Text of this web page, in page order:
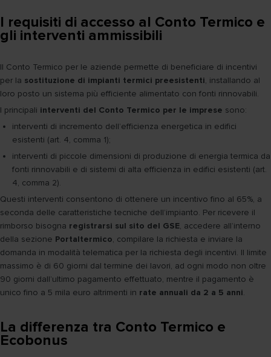
I requisiti di accesso al Conto Termico e
gli interventi ammissibili
Il Conto Termico per le aziende permette di beneficiare di incentivi
per la sostituzione di impianti termici preesistenti, installando al
loro posto un sistema più efficiente alimentato con fonti rinnovabili.
I principali interventi del Conto Termico per le imprese sono:
interventi di incremento dell’efficienza energetica in edifici
esistenti (art. 4, comma 1);
interventi di piccole dimensioni di produzione di energia termica da
fonti rinnovabili e di sistemi di alta efficienza in edifici esistenti (art.
4, comma 2).
Questi interventi consentono di ottenere un incentivo fino al 65%, a
seconda delle caratteristiche tecniche dell’impianto. Per ricevere il
rimborso bisogna registrarsi sul sito del GSE, accedere all’interno
della sezione Portaltermico, compilare la richiesta e inviare la
domanda in modalità telematica per la richiesta degli incentivi. Il limite
massimo è di 60 giorni dal termine dei lavori, ad ogni modo non oltre
90 giorni dall’ultimo pagamento effettuato, mentre il pagamento è
unico fino a 5 mila euro altrimenti in rate annuali da 2 a 5 anni.
La differenza tra Conto Termico e
Ecobonus